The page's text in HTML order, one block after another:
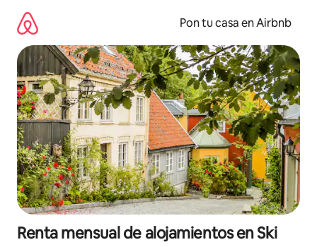
contenido
Pon tu casa en Airbnb
Renta mensual de alojamientos en Ski